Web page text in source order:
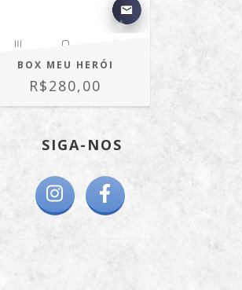
BOX MEU HERÓI
R$280,00
SIGA-NOS